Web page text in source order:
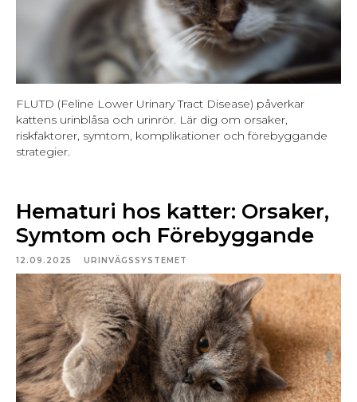
FLUTD (Feline Lower Urinary Tract Disease) påverkar
kattens urinblåsa och urinrör. Lär dig om orsaker,
riskfaktorer, symtom, komplikationer och förebyggande
strategier.
Hematuri hos katter: Orsaker,
Symtom och Förebyggande
12.09.2025 URINVÄGSSYSTEMET